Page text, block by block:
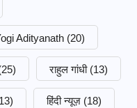
Adityanath (20)
राहुल गांधी (13)
हिंदी न्यूज़ (18)